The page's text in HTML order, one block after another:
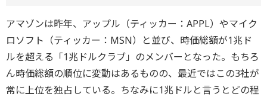
アマゾンは昨年、アップル（ティッカー：APPL）やマイク
ロソフト（ティッカー：MSN）と並び、時価総額が1兆ド
ルを超える「1兆ドルクラブ」のメンバーとなった。もちろ
ん時価総額の順位に変動はあるものの、最近ではこの3社が
常に上位を独占している。ちなみに1兆ドルと言うとどの程